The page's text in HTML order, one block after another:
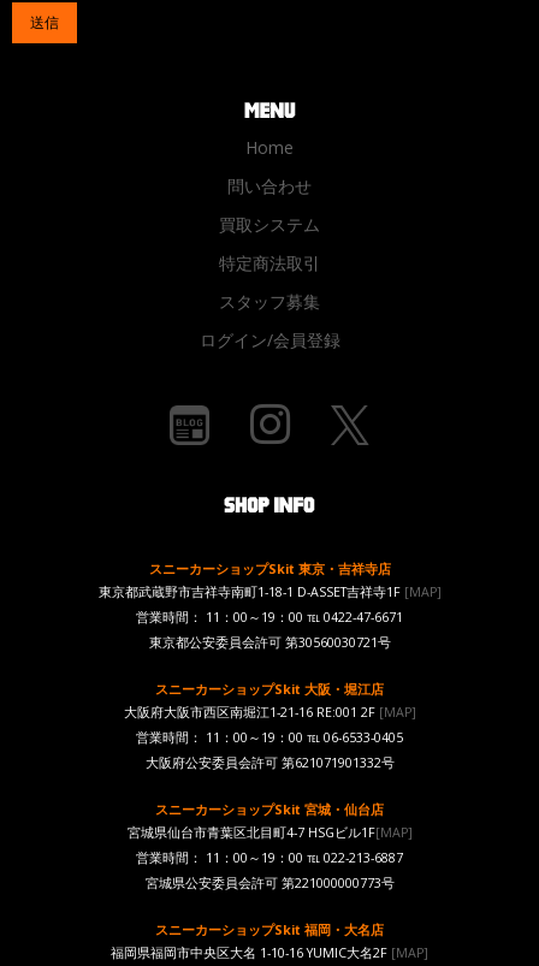
Home
問い合わせ
買取システム
特定商法取引
スタッフ募集
ログイン/会員登録
スニーカーショップSkit 東京・吉祥寺店
東京都武蔵野市吉祥寺南町1-18-1 D-ASSET吉祥寺1F [MAP]
営業時間： 11：00～19：00 ℡ 0422-47-6671
東京都公安委員会許可 第30560030721号
スニーカーショップSkit 大阪・堀江店
大阪府大阪市西区南堀江1-21-16 RE:001 2F[MAP]
営業時間： 11：00～19：00 ℡ 06-6533-0405
大阪府公安委員会許可 第621071901332号
スニーカーショップSkit 宮城・仙台店
宮城県仙台市青葉区北目町4-7 HSGビル1F[MAP]
営業時間： 11：00～19：00 ℡ 022-213-6887
宮城県公安委員会許可 第221000000773号
スニーカーショップSkit 福岡・大名店
福岡県福岡市中央区大名 1-10-16 YUMIC大名2F [MAP]